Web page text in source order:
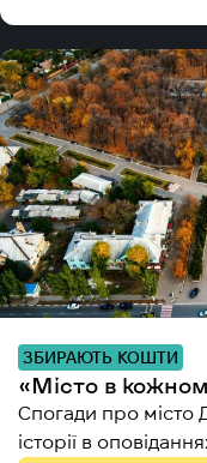
ЗБИРАЮТЬ КОШТИ
«Місто в
Спогади про місто
історії в